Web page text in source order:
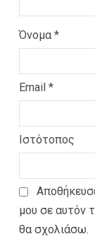
Όνομα *
Email *
Ιστότοπος
μου σε αυτόν
θα σχολιάσω.